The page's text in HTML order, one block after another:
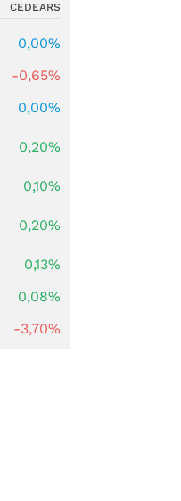
CEDEARS
0,00%
-0,65%
0,00%
0,20%
0,10%
0,20%
0,13%
0,08%
-3,70%